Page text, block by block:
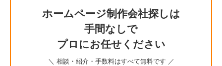
ホームページ制作会社探しは
手間なしで
プロにお任せください
＼ 相談・紹介・手数料はすべて無料です ／